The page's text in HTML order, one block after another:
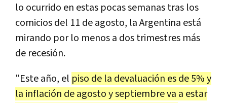
lo ocurrido en estas pocas semanas tras los
comicios del 11 de agosto, la Argentina está
mirando por lo menos a dos trimestres más
de recesión.
"Este año, el piso de la devaluación es de 5% y
la inflación de agosto y septiembre va a estar